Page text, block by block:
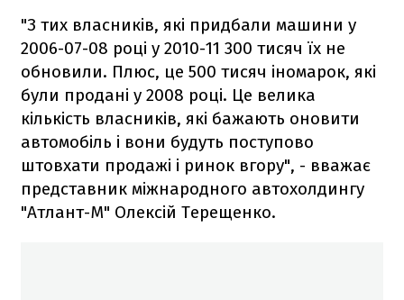
"З тих власників, які придбали машини у
2006-07-08 році у 2010-11 300 тисяч їх не
обновили. Плюс, це 500 тисяч іномарок, які
були продані у 2008 році. Це велика
кількість власників, які бажають оновити
автомобіль і вони будуть поступово
штовхати продажі і ринок вгору", - вважає
представник міжнародного автохолдингу
"Атлант-М" Олексій Терещенко.